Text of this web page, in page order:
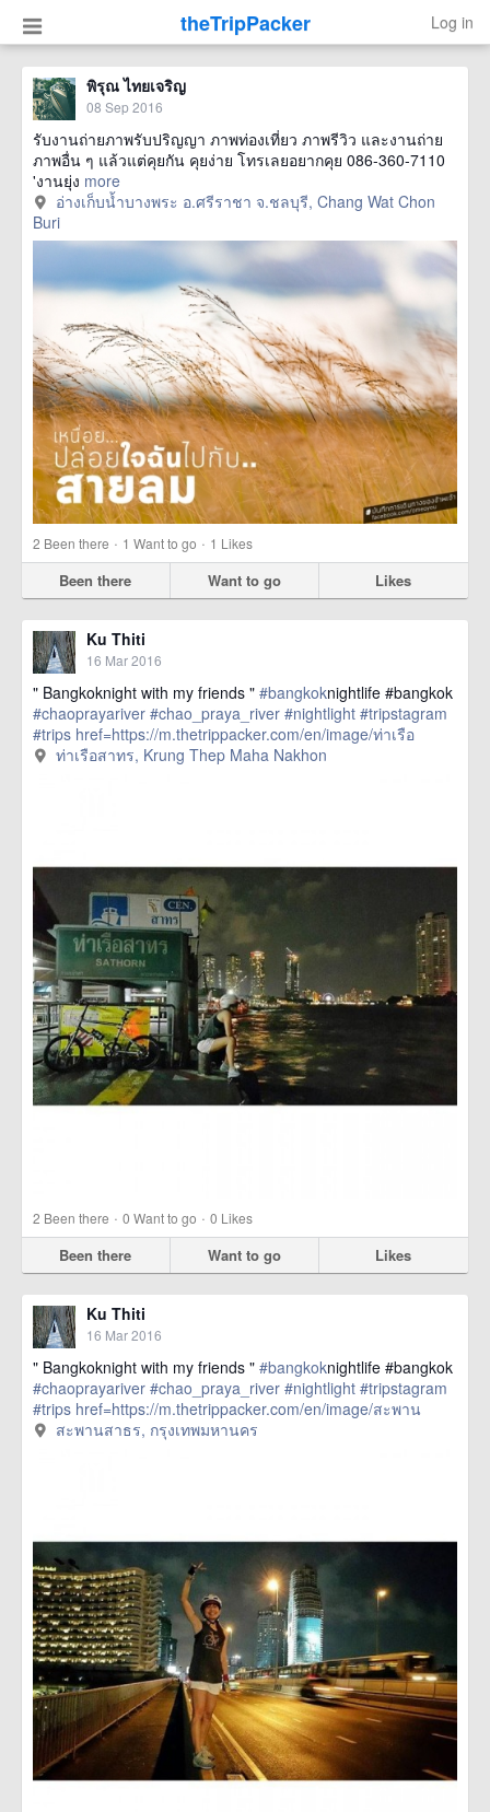
theTripPacker Log in
พิรุณ ไทยเจริญ
08 Sep 2016
รับงานถ่ายภาพรับปริญญา ภาพท่องเที่ยว ภาพรีวิว และงานถ่าย
ภาพอื่น ๆ แล้วแต่คุยกัน คุยง่าย โทรเลยอยากคุย 086-360-7110
'งานยุ่ง more
อ่างเก็บน้ำบางพระ อ.ศรีราชา จ.ชลบุรี, Chang Wat Chon
Buri
2 Been there · 1 Want to go · 1 Likes
Been there Want to go Likes
Ku Thiti
16 Mar 2016
" Bangkoknight with my friends " #bangkoknightlife #bangkok
#chaoprayariver #chao_praya_river #nightlight #tripstagram
#trips href=https://m.thetrippacker.com/en/image/ท่าเรือ
สาทร/192407> more
ท่าเรือสาทร, Krung Thep Maha Nakhon
2 Been there · 0 Want to go · 0 Likes
Been there Want to go Likes
Ku Thiti
16 Mar 2016
" Bangkoknight with my friends " #bangkoknightlife #bangkok
#chaoprayariver #chao_praya_river #nightlight #tripstagram
#trips href=https://m.thetrippacker.com/en/image/สะพาน
สาธร/192406> more
สะพานสาธร, กรุงเทพมหานคร